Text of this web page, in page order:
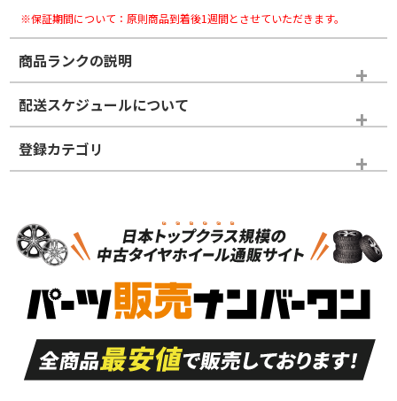
※保証期間について：原則商品到着後1週間とさせていただきます。
商品ランクの説明
※商品ランクは出品者の主観により判断しておりますので、あら
かじめご了承ください。
ホイールランク
S
品）
S
新車外し品（新古
付き
A
走行距離も少なく、
目立つ傷もほとんど
ない中古品
A
走行距離も少なく、
非常に状態の良い中
古品
配送スケジュールについて
登録カテゴリ
タイヤホイールセット